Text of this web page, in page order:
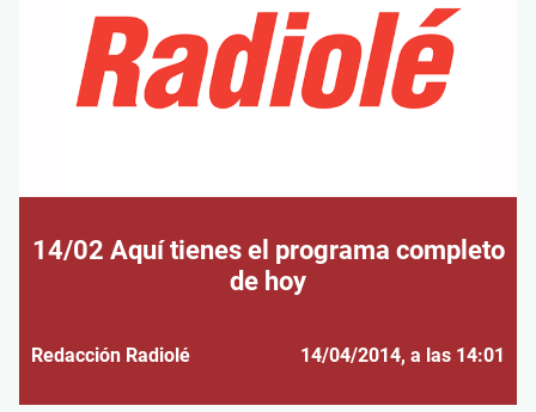
14/02 Aquí tienes el programa completo
de hoy
Redacción Radiolé 14/04/2014, a las 14:01